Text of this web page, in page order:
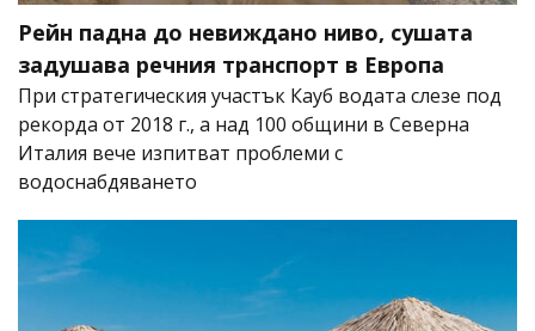
Рейн падна до невиждано ниво, сушата
задушава речния транспорт в Европа
При стратегическия участък Кауб водата слезе под
рекорда от 2018 г., а над 100 общини в Северна
Италия вече изпитват проблеми с
водоснабдяването